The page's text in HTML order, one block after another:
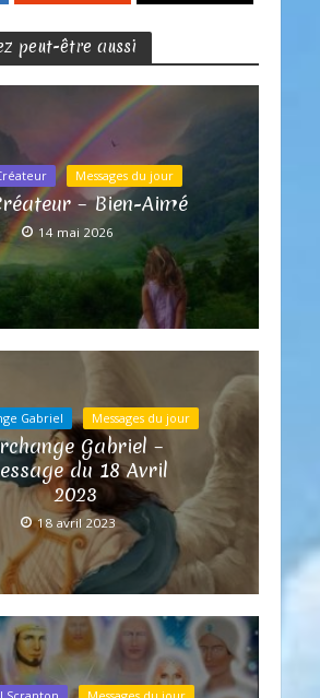
peut-être aussi
Messages du jour
– Bien-Aimé
14 mai 2026
Gabriel Messages du jour
Gabriel –
du 18 Avril
2023
18 avril 2023